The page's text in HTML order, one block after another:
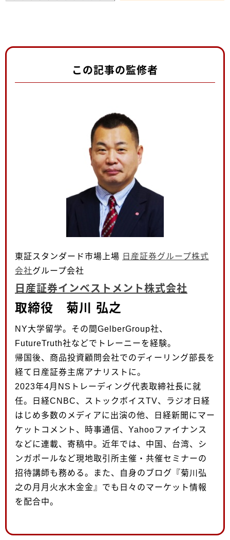
この記事の監修者
東証スタンダード市場上場 日産証券グループ株式
会社グループ会社
日産証券インベストメント株式会社
取締役 菊川 弘之
NY大学留学。その間GelberGroup社、
FutureTruth社などでトレーニーを経験。
帰国後、商品投資顧問会社でのディーリング部長を
経て日産証券主席アナリストに。
2023年4月NSトレーディング代表取締社長に就
任。日経CNBC、ストックボイスTV、ラジオ日経
はじめ多数のメディアに出演の他、日経新聞にマー
ケットコメント、時事通信、Yahooファイナンス
などに連載、寄稿中。近年では、中国、台湾、シ
ンガポールなど現地取引所主催・共催セミナーの
招待講師も務める。また、自身のブログ『菊川弘
之の月月火水木金金』でも日々のマーケット情報
を配合中。